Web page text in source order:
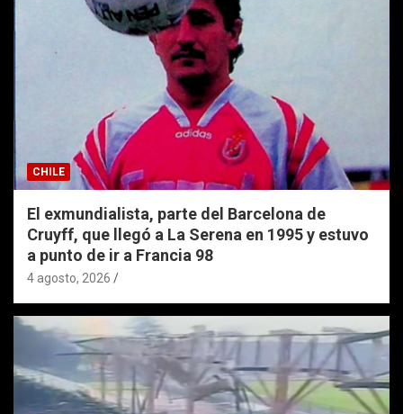
CHILE
El exmundialista, parte del Barcelona de
Cruyff, que llegó a La Serena en 1995 y estuvo
a punto de ir a Francia 98
4 agosto, 2026